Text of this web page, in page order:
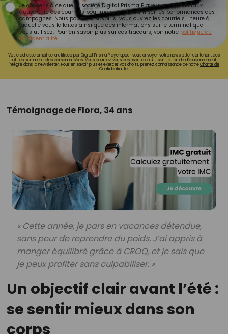
Je consens à ce que la société Digital Prisma Players analyse le taux
d'ouverture des courriels pour mesurer et optimiser les performances des
campagnes. Nous pourrons savoir si vous ouvrez les courriels, l'heure à
laquelle vous le faites ainsi que des informations sur le terminal que
vous utilisez. Pour en savoir plus sur ces traceurs, voir notre politique de
confidentialité.
Votre adresse email sera utilisée par Digital Prisma Playerspour vous envoyer votre newsletter contenant des
offres commerciales personnalisées. Vous pourrez vous désinscrire en utilisant le lien de désabonnement
intégré dans la newsletter. Pour en savoir plus et exercer vos droits, prenez connaissance de notreCharte de
Confidentialité.
Témoignage de Flora, 34 ans
« Cette année, je pars en vacances détendue,
sans peur de reprendre du poids. J’ai appris à
manger équilibré grâce à CROQ, et je sais que
je peux profiter sans culpabiliser. »
Un objectif clair avant l’été :
se sentir mieux dans son
corps